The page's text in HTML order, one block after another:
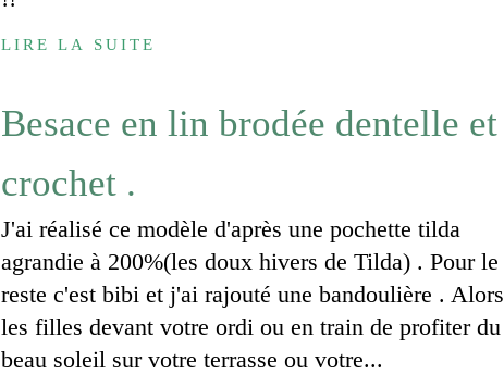
LIRE LA SUITE
Besace en lin brodée dentelle et
crochet .
J'ai réalisé ce modèle d'après une pochette tilda
agrandie à 200%(les doux hivers de Tilda) . Pour le
reste c'est bibi et j'ai rajouté une bandoulière . Alors
les filles devant votre ordi ou en train de profiter du
beau soleil sur votre terrasse ou votre...